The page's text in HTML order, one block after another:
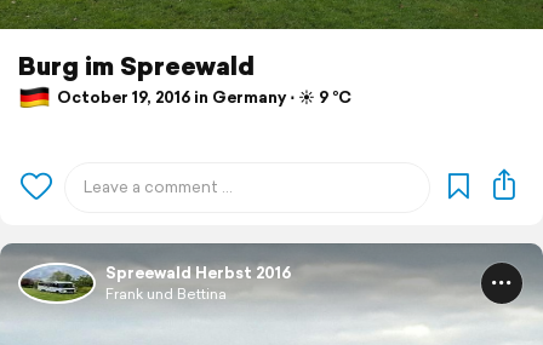
Burg im Spreewald
October 19, 2016 in Germany ⋅ ☀️ 9 °C
Spreewald Herbst 2016
Frank und Bettina